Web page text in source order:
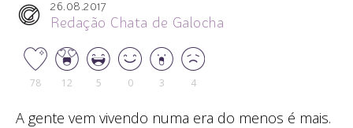
26.08.2017
Redação Chata de Galocha
78 12 5 0 3 4
A gente vem vivendo numa era do menos é mais.